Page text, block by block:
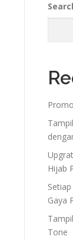
Hijab
Gaya
Tone